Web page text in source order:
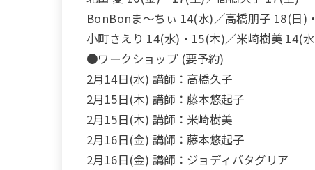
BonBonま～ちぃ 14(水)／高橋朋子 18(日)
小町さえり 14(水)・15(木)／米崎樹美 14(
●ワークショップ (要予約)
2月14日(水) 講師：高橋久子
2月15日(木) 講師：藤本悠起子
2月15日(木) 講師：米崎樹美
2月16日(金) 講師：藤本悠起子
2月16日(金) 講師：ジョディバタグリア